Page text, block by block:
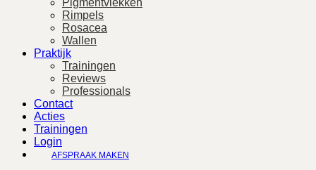
Rimpels
Rosacea
Wallen
Praktijk
Trainingen
Reviews
Professionals
Contact
Acties
Trainingen
Login
AFSPRAAK MAKEN